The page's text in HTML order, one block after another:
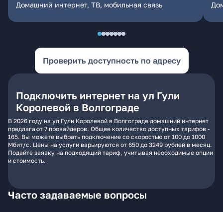
Домашний интернет, ТВ, мобильная связь
Проверить доступность по адресу
Подключить интернет на ул Гули
Королевой в Волгограде
В 2026 году на ул Гули Королевой в Волгограде домашний интернет
предлагают 7 провайдеров. Общее количество доступных тарифов -
165. Вы можете выбрать подключение со скоростью от 100 до 1000
Мбит/с. Цены на услуги варьируются от 650 до 3249 рублей в месяц.
Подайте заявку на подходящий тариф, учитывая необходимые опции
и стоимость.
Часто задаваемые вопросы